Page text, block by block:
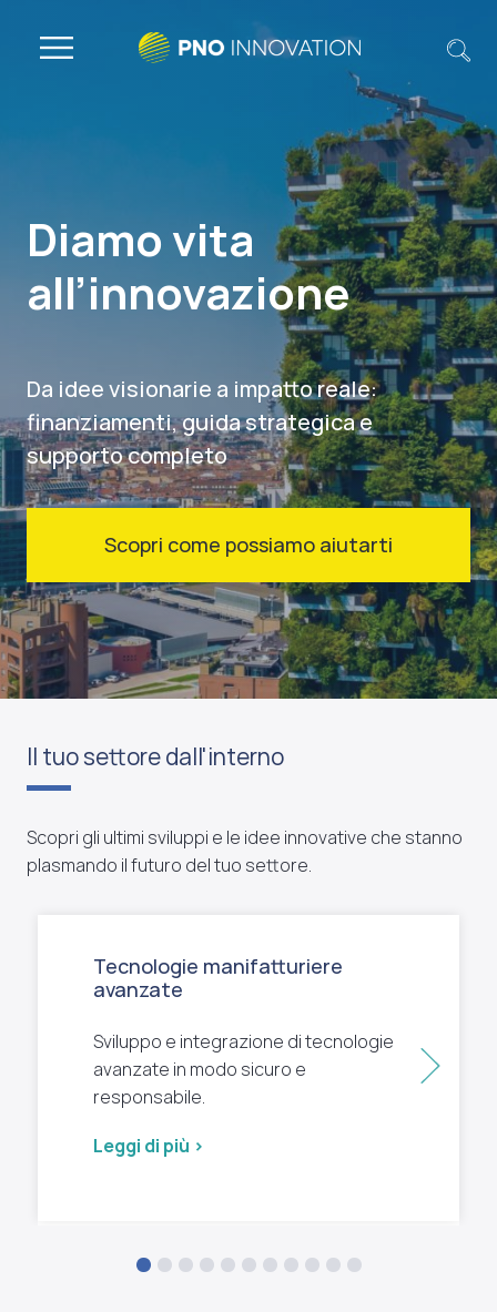
Diamo vita
all’innovazione
Da idee visionarie a impatto reale:
finanziamenti, guida strategica e
supporto completo
Scopri come possiamo aiutarti
Il tuo settore dall'interno
Scopri gli ultimi sviluppi e le idee innovative che stanno
plasmando il futuro del tuo settore.
Tecnologie manifatturiere
avanzate
Sviluppo e integrazione di tecnologie
avanzate in modo sicuro e
responsabile.
Leggi di più >